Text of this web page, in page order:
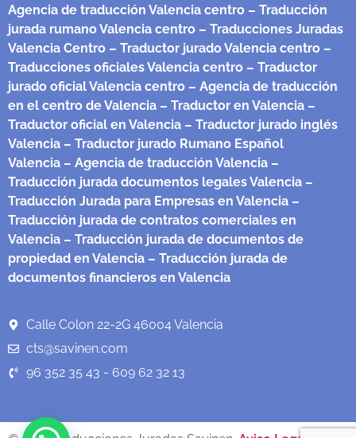
Agencia de traducción Valencia centro – Traducción
jurada rumano Valencia centro – Traducciones Juradas
Valencia Centro – Traductor jurado Valencia centro –
Traducciones oficiales Valencia centro – Traductor
jurado oficial Valencia centro – Agencia de traducción
en el centro de Valencia – Traductor en Valencia –
Traductor oficial en Valencia – Traductor jurado inglés
Valencia – Traductor jurado Rumano Español
Valencia – Agencia de traducción Valencia –
Traducción jurada documentos legales Valencia –
Traducción Jurada para Empresas en Valencia –
Traducción jurada de contratos comerciales en
Valencia – Traducción jurada de documentos de
propiedad en Valencia – Traducción jurada de
documentos financieros en Valencia
Calle Colon 22-2G 46004 Valencia
cts@savinen.com
96 352 35 43 - 609 62 32 13